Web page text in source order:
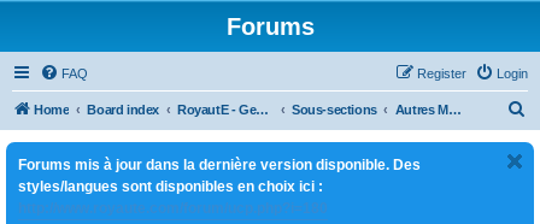
Forums
FAQ Login
Register
Home Board index RoyautE - General Multi-jeux Sous-sections Autres MMORPG/jeux
Forums mis à jour dans la dernière version disponible. Des
styles/langues sont disponibles en choix ici :
http://www.royaute.com/forum/ucp.php?i=180